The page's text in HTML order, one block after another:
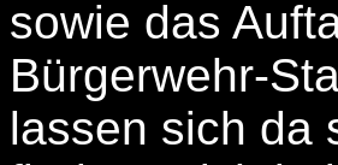
sowie das
Bürgerwehr-
lassen sich da